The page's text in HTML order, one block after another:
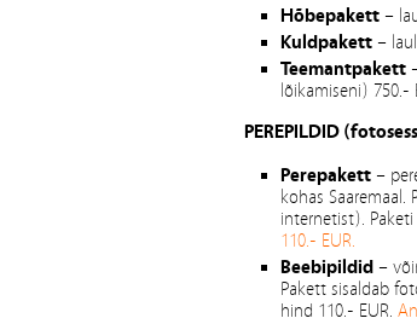
Hõbepakett –
Kuldpakett –
Teemantpakett
lõikamiseni) 750.-
PEREPILDID
Perepakett –
kohas
internetist). Paketi
110.- EUR.
Beebipildid –
Pakett sisaldab
hind 110.- EUR.